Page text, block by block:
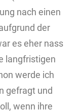
nach einen
der
es eher nass
langfristigen
werde ich
gefragt und
wenn ihre